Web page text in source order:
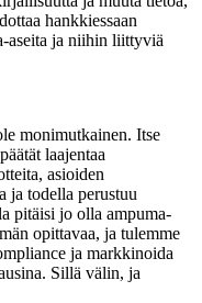
hankkiessaan
aseita ja niihin liittyviä
monimutkainen. Itse
laajentaa
asioiden
ja todella perustuu
pitäisi jo olla ampuma-
opittavaa, ja tulemme
ja markkinoida
Sillä välin, ja